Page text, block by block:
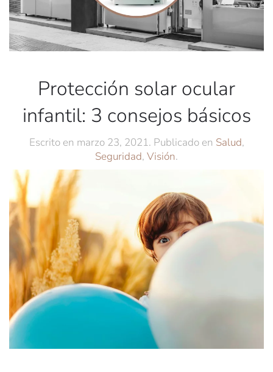
Protección solar ocular
infantil: 3 consejos básicos
Escrito en marzo 23, 2021. Publicado en Salud,
Seguridad, Visión.